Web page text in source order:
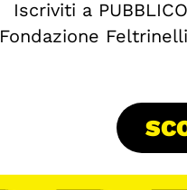
Iscriviti a
Fondazione